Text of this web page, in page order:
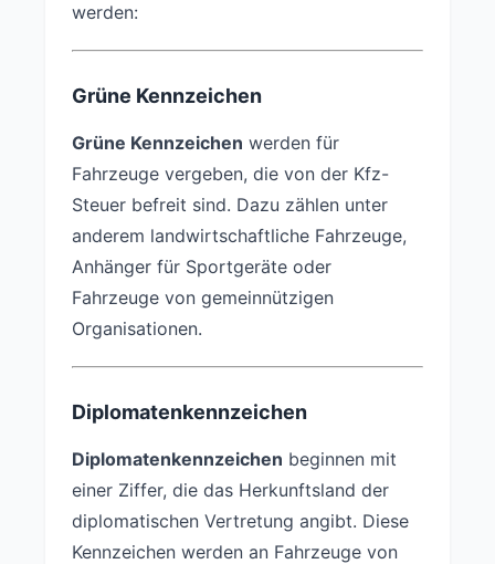
werden:
Grüne Kennzeichen
Grüne Kennzeichen werden für
Fahrzeuge vergeben, die von der Kfz-
Steuer befreit sind. Dazu zählen unter
anderem landwirtschaftliche Fahrzeuge,
Anhänger für Sportgeräte oder
Fahrzeuge von gemeinnützigen
Organisationen.
Diplomatenkennzeichen
Diplomatenkennzeichen beginnen mit
einer Ziffer, die das Herkunftsland der
diplomatischen Vertretung angibt. Diese
Kennzeichen werden an Fahrzeuge von